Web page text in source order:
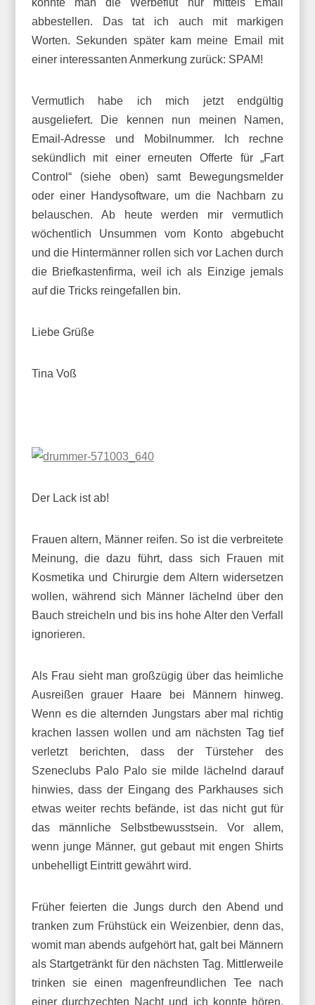
abbestellen. Das tat ich auch mit markigen
Worten. Sekunden später kam meine Email mit
einer interessanten Anmerkung zurück: SPAM!
Vermutlich habe ich mich jetzt endgültig
ausgeliefert. Die kennen nun meinen Namen,
Email-Adresse und Mobilnummer. Ich rechne
sekündlich mit einer erneuten Offerte für „Fart
Control“ (siehe oben) samt Bewegungsmelder
oder einer Handysoftware, um die Nachbarn zu
belauschen. Ab heute werden mir vermutlich
wöchentlich Unsummen vom Konto abgebucht
und die Hintermänner rollen sich vor Lachen durch
die Briefkastenfirma, weil ich als Einzige jemals
auf die Tricks reingefallen bin.
Liebe Grüße
Tina Voß
Der Lack ist ab!
Frauen altern, Männer reifen. So ist die verbreitete
Meinung, die dazu führt, dass sich Frauen mit
Kosmetika und Chirurgie dem Altern widersetzen
wollen, während sich Männer lächelnd über den
Bauch streicheln und bis ins hohe Alter den Verfall
ignorieren.
Als Frau sieht man großzügig über das heimliche
Ausreißen grauer Haare bei Männern hinweg.
Wenn es die alternden Jungstars aber mal richtig
krachen lassen wollen und am nächsten Tag tief
verletzt berichten, dass der Türsteher des
Szeneclubs Palo Palo sie milde lächelnd darauf
hinwies, dass der Eingang des Parkhauses sich
etwas weiter rechts befände, ist das nicht gut für
das männliche Selbstbewusstsein. Vor allem,
wenn junge Männer, gut gebaut mit engen Shirts
unbehelligt Eintritt gewährt wird.
Früher feierten die Jungs durch den Abend und
tranken zum Frühstück ein Weizenbier, denn das,
womit man abends aufgehört hat, galt bei Männern
als Startgetränkt für den nächsten Tag. Mittlerweile
trinken sie einen magenfreundlichen Tee nach
einer durchzechten Nacht und ich konnte hören,